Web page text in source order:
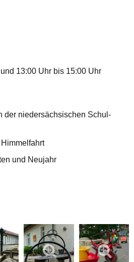
13:00 Uhr bis 15:00 Uhr
der niedersächsischen Schul-
und Neujahr